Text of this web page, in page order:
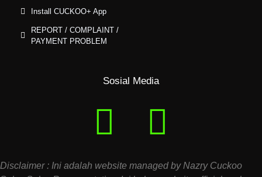
Install CUCKOO+ App
REPORT / COMPLAINT /
PAYMENT PROBLEM
Sosial Media
Disclaimer : Ini adalah website managed by Nazry Cuckoo